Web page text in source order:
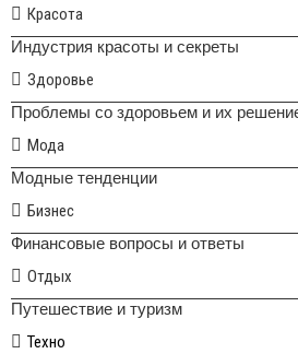
Красота
Индустрия красоты и секреты
Здоровье
Проблемы со здоровьем и их
Мода
Модные тенденции
Бизнес
Финансовые вопросы и ответы
Отдых
Путешествие и туризм
Техно